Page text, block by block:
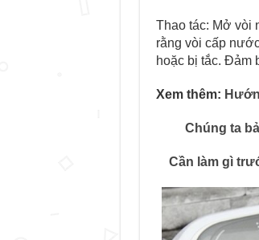
Thao tác: Mở vòi
rằng vòi cấp
hoặc bị tắc. Đảm
Xem thêm:
Chúng ta
Cần làm gì